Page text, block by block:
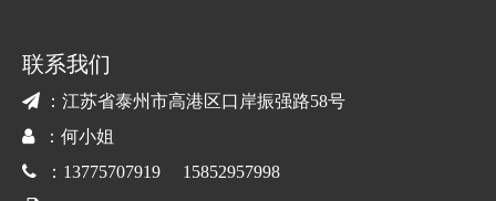
联系我们
 ：江苏省泰州市高港区口岸振强路58号
：何小姐
 ：13775707919 15852957998